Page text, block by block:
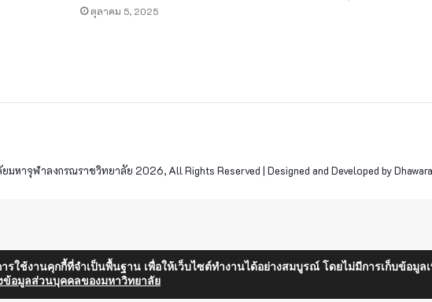
ตุลาคม 5, 2025
หาจุฬาลงกรณราชวิทยาลัย 2026, All Rights Reserved | Designed and Developed by Dhawara
รใช้งานคุกกี้ที่จำเป็นพื้นฐาน เพื่อให้เว็บไซต์ทำงานได้อย่างสมบูรณ์ โดยไม่มีการเก็บข้อมู
ข้อมูลส่วนบุคคลของมหาวิทยาลัย